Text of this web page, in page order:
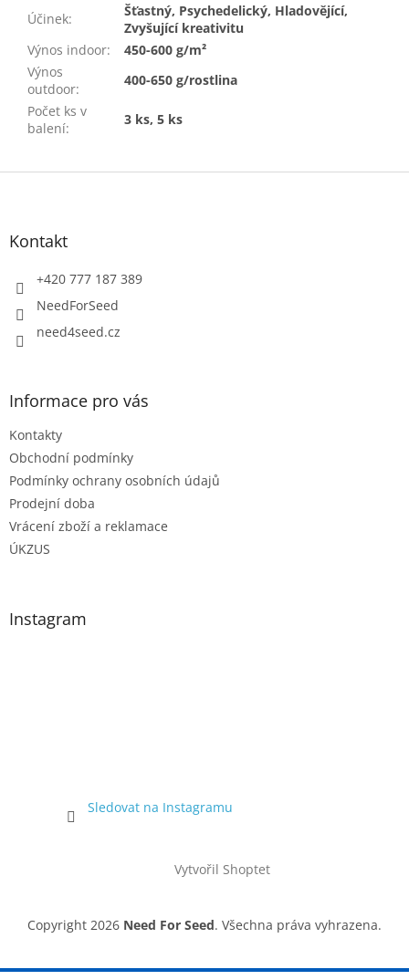
Účinek:
Šťastný, Psychedelický, Hladovějící,
Zvyšující kreativitu
Výnos indoor:
450-600 g/m²
Výnos
outdoor:
400-650 g/rostlina
Počet ks v
balení:
3 ks, 5 ks
Z
Kontakt
+420 777 187 389
NeedForSeed
need4seed.cz
Informace pro vás
Kontakty
Obchodní podmínky
Podmínky ochrany osobních údajů
Prodejní doba
Vrácení zboží a reklamace
ÚKZUS
Instagram
Sledovat na Instagramu
Vytvořil Shoptet
Copyright 2026 Need For Seed. Všechna práva vyhrazena.